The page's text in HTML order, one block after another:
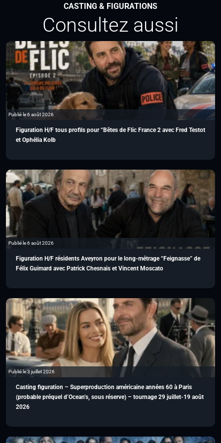
CASTING & FIGURATIONS
Consultez aussi
Publié le 6 août 2026
Figuration H/F tous profils pour “Bêtes de Flic France 2 avec Fred Testot
et Ophélia Kolb
Publié le 6 août 2026
Figuration H/F résidents Aveyron pour le long-métrage “Feignasse” de
Félix Guimard avec Patrick Chesnais et Vincent Moscato
Publié le 3 juillet 2026
Casting figuration – Superproduction américaine années 60 à Paris
(probable préquel d’Ocean’s, sous réserve) – tournage 29 juillet-19 août
2026